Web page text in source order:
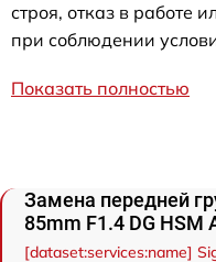
строя, отказ в работе
при соблюдении
Показать полностью
Замена передней
85mm F1.4 DG HSM
[dataset:services:name]